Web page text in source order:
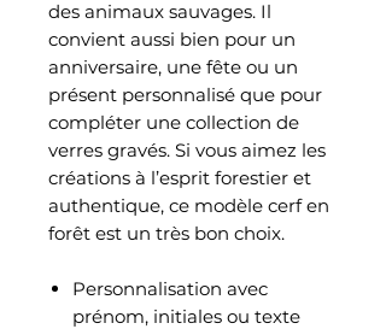
des animaux sauvages. Il
convient aussi bien pour un
anniversaire, une fête ou un
présent personnalisé que pour
compléter une collection de
verres gravés. Si vous aimez les
créations à l’esprit forestier et
authentique, ce modèle cerf en
forêt est un très bon choix.
Personnalisation avec
prénom, initiales ou texte